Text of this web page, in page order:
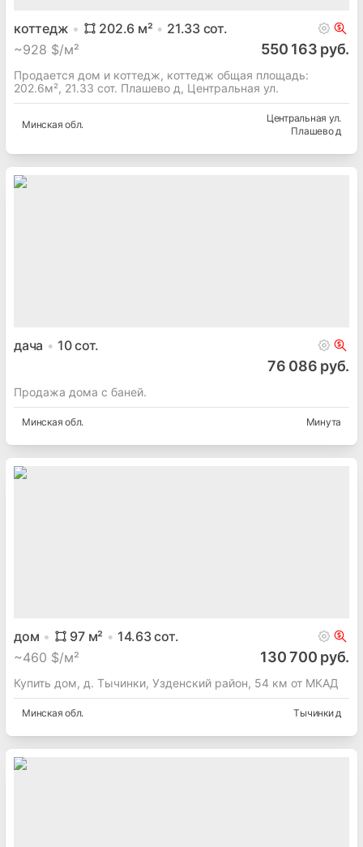
коттедж 202.6 м² 21.33сот.
~928 $/м² 550 163 руб.
Продается дом и коттедж, коттедж общая площадь:
202.6м², 21.33 сот. Плашево д, Центральная ул.
Минская обл.
Центральная ул.
Плашево д
дача 10сот.
76 086 руб.
Продажа дома с баней.
Минская обл. Минута
дом 97м² 14.63сот.
~460 $/м² 130 700 руб.
Купить дом, д. Тычинки, Узденский район, 54 км от МКАД
Минская обл. Тычинки д